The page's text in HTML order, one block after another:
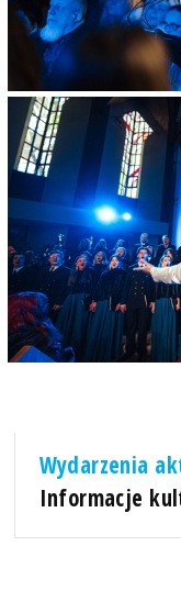
Wydarzenia
Informacje